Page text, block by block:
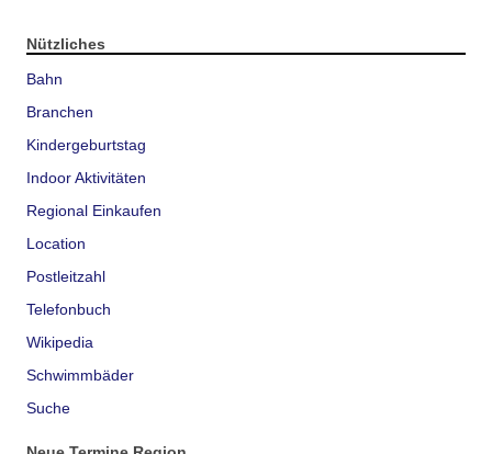
Nützliches
Bahn
Branchen
Kindergeburtstag
Indoor Aktivitäten
Regional Einkaufen
Location
Postleitzahl
Telefonbuch
Wikipedia
Schwimmbäder
Suche